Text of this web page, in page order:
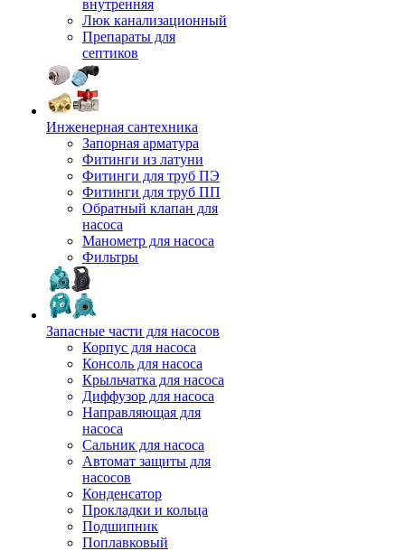
внутренняя
Люк канализационный
Препараты для
септиков
Инженерная сантехника
Запорная арматура
Фитинги из латуни
Фитинги для труб ПЭ
Фитинги для труб ПП
Обратный клапан для
насоса
Манометр для насоса
Фильтры
Запасные части для насосов
Корпус для насоса
Консоль для насоса
Крыльчатка для насоса
Диффузор для насоса
Направляющая для
насоса
Сальник для насоса
Автомат защиты для
насосов
Конденсатор
Прокладки и кольца
Подшипник
Поплавковый